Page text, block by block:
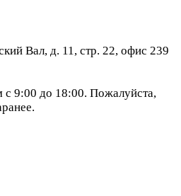
Вал, д. 11, стр. 22, офис 239
с 9:00 до 18:00. Пожалуйста,